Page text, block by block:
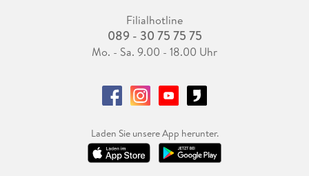
Filialhotline
089 - 30 75 75 75
Mo. - Sa. 9.00 - 18.00 Uhr
Laden Sie unsere App herunter.